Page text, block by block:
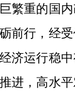
繁重的国
前行，经
济运行稳
进，高水